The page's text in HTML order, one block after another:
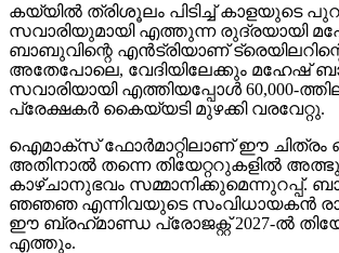
കയ്യില്‍ ത്രിശൂലം പിടിച്ച് കാളയുടെ
സവാരിയുമായി എത്തുന്ന രുദ്രയായി
ബാബുവിന്റെ എന്‍ട്രിയാണ്
അതേപോലെ, വേദിയിലേക്കും മഹേഷ്
സവാരിയായി എത്തിയപ്പോള്‍ 60,000-
പ്രേക്ഷകര്‍ കൈയ്യടി മുഴക്കി വരവേറ്റു.
ഐമാക്‌സ് ഫോര്‍മാറ്റിലാണ് ഈ ചിത്രം
അതിനാല്‍ തന്നെ തിയേറ്ററുകളില്‍
കാഴ്ചാനുഭവം സമ്മാനിക്കുമെന്നുറപ്പ്.
ഞഞഞ എന്നിവയുടെ സംവിധായകന്‍
ഈ ബ്രഹ്‌മാണ്ഡ പ്രോജക്റ്റ് 2027-ല്‍
എത്തും.